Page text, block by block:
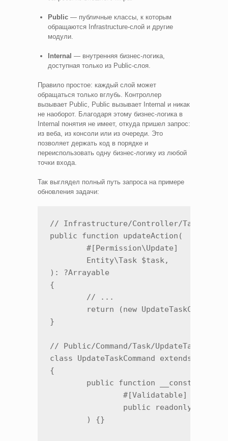
Public — публичные классы, к которым
обращаются Infrastructure-слой и другие
модули.
Internal — внутренняя бизнес-логика,
доступная только из Public-слоя.
Правило простое: каждый слой может
обращаться только вглубь. Контроллер
вызывает Public, Public вызывает Internal и никак
не наоборот. Благодаря этому бизнес-логика в
Internal понятия не имеет, откуда пришел запрос:
из веба, из консоли или из очереди. Это
позволяет держать код в порядке и
переиспользовать одну бизнес-логику из любой
точки входа.
Так выглядел полный путь запроса на примере
обновления задачи:
// Infrastructure/Controller/Task.php —
public function updateAction(
): ?Arrayable
{
}
// Public/Command/Task/
class UpdateTaskCommand extends
{